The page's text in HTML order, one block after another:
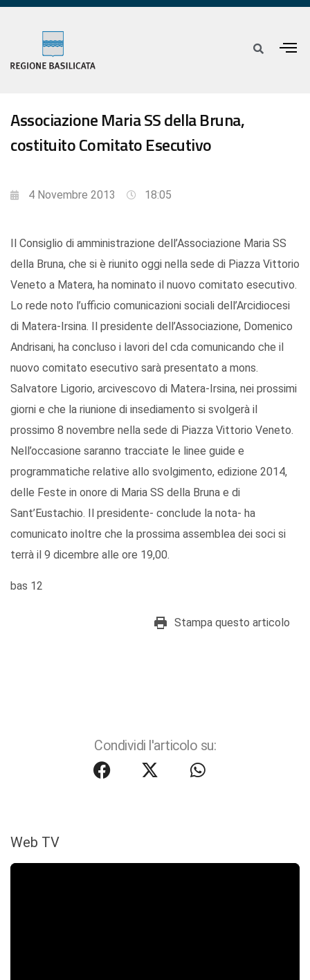
Associazione Maria SS della Bruna,
costituito Comitato Esecutivo
4 Novembre 2013 18:05
Il Consiglio di amministrazione dell’Associazione Maria SS
della Bruna, che si è riunito oggi nella sede di Piazza Vittorio
Veneto a Matera, ha nominato il nuovo comitato esecutivo.
Lo rede noto l’ufficio comunicazioni sociali dell’Arcidiocesi
di Matera-Irsina. Il presidente dell’Associazione, Domenico
Andrisani, ha concluso i lavori del cda comunicando che il
nuovo comitato esecutivo sarà presentato a mons.
Salvatore Ligorio, arcivescovo di Matera-Irsina, nei prossimi
giorni e che la riunione di insediamento si svolgerà il
prossimo 8 novembre nella sede di Piazza Vittorio Veneto.
Nell’occasione saranno tracciate le linee guide e
programmatiche relative allo svolgimento, edizione 2014,
delle Feste in onore di Maria SS della Bruna e di
Sant’Eustachio. Il presidente- conclude la nota- ha
comunicato inoltre che la prossima assemblea dei soci si
terrà il 9 dicembre alle ore 19,00.
bas 12
Stampa questo articolo
Condividi l'articolo su:
Web TV